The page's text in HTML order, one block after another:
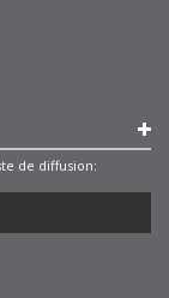
de diffusion: